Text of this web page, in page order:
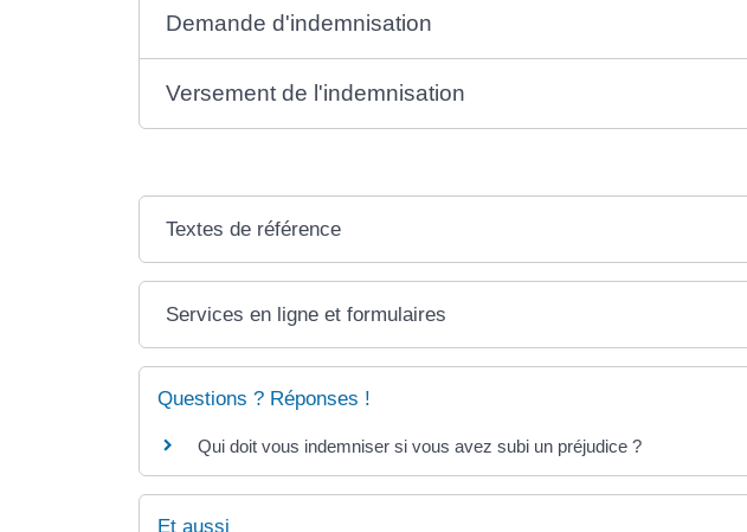
Demande d'indemnisation
Versement de l'indemnisation
Textes de référence
Services en ligne et formulaires
Questions ? Réponses !
Qui doit vous indemniser si vous avez subi un préjudice ?
Et aussi